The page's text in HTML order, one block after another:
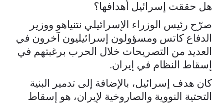
هل حققت إسرائيل أهدافها؟
صرّح رئيس الوزراء الإسرائيلي نتنياهو ووزير
الدفاع كاتس ومسؤولون إسرائيليون آخرون في
العديد من التصريحات خلال الحرب برغبتهم في
إسقاط النظام في إيران.
كان هدف إسرائيل، بالإضافة إلى تدمير البنية
التحتية النووية والصاروخية لإيران، هو إسقاط